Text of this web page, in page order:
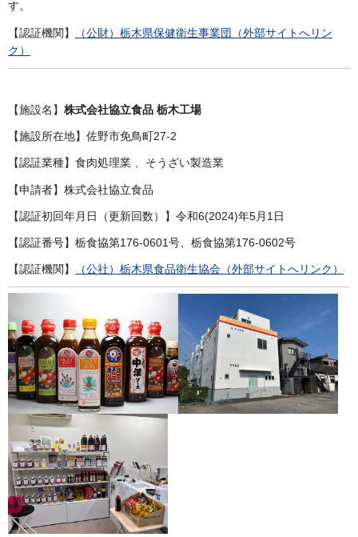
す。
【認証機関】
（公財）栃木県保健衛生事業団（外部サイトへリン
ク）
【施設名】 株式会社協立食品 栃木工場
【施設所在地】佐野市免鳥町27-2
【認証業種】食肉処理業 、そうざい製造業
【申請者】株式会社協立食品
【認証初回年月日（更新回数）】令和6(2024)年5月1日
【認証番号】栃食協第176-0601号、栃食協第176-0602号
【認証機関】 （公社）栃木県食品衛生協会（外部サイトへリンク）